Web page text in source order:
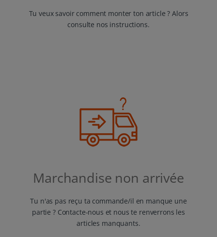
Tu veux savoir comment monter ton article ? Alors
consulte nos instructions.
Marchandise non arrivée
Tu n'as pas reçu ta commande/il en manque une
partie ? Contacte-nous et nous te renverrons les
articles manquants.